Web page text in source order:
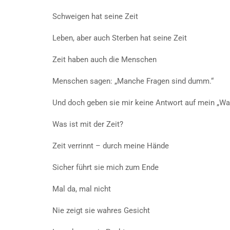
Schweigen hat seine Zeit
Leben, aber auch Sterben hat seine Zeit
Zeit haben auch die Menschen
Menschen sagen: „Manche Fragen sind dumm.“
Und doch geben sie mir keine Antwort auf mein
Was ist mit der Zeit?
Zeit verrinnt – durch meine Hände
Sicher führt sie mich zum Ende
Mal da, mal nicht
Nie zeigt sie wahres Gesicht